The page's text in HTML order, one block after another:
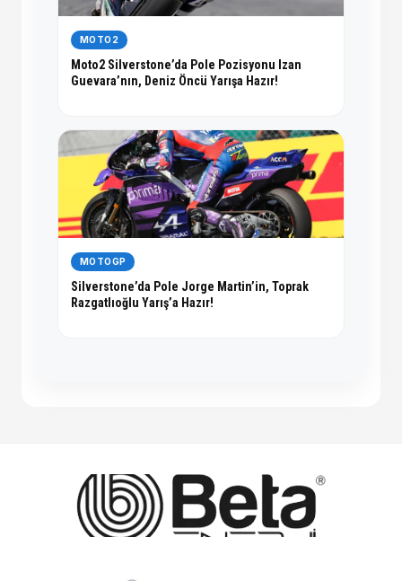
MOTO2
Moto2 Silverstone’da Pole Pozisyonu Izan
Guevara’nın, Deniz Öncü Yarışa Hazır!
MOTOGP
Silverstone’da Pole Jorge Martin’in, Toprak
Razgatlıoğlu Yarış’a Hazır!